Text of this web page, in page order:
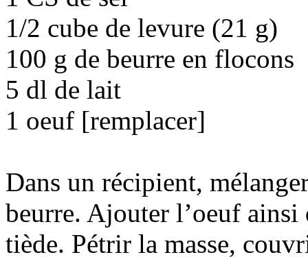
1/2 cube de levure (21 g)
100 g de beurre en flocons
5 dl de lait
1 oeuf [remplacer]
Dans un récipient,
beurre. Ajouter l’oeuf
tiède. Pétrir la masse,